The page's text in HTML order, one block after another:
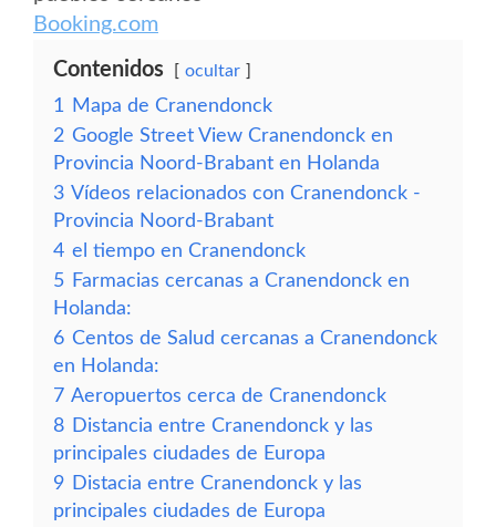
Booking.com
Contenidos ocultar
1
Mapa de Cranendonck
2 Google Street View Cranendonck en
Provincia Noord-Brabant en Holanda
3 Vídeos relacionados con Cranendonck -
Provincia Noord-Brabant
4 el tiempo en Cranendonck
5 Farmacias cercanas a Cranendonck en
Holanda:
6 Centos de Salud cercanas a Cranendonck
en Holanda:
7 Aeropuertos cerca de Cranendonck
8 Distancia entre Cranendonck y las
principales ciudades de Europa
9 Distacia entre Cranendonck y las
principales ciudades de Europa